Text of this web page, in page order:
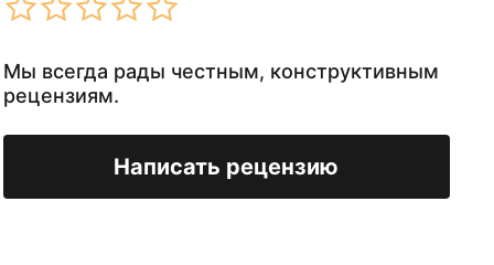
Мы всегда рады честным, конструктивным
рецензиям.
Написать рецензию